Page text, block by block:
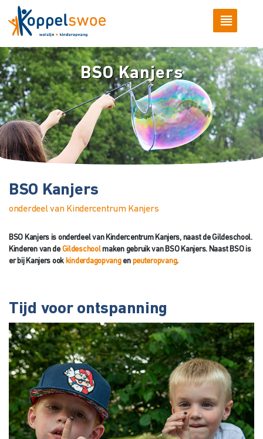
BSO Kanjers
BSO Kanjers
onderdeel van Kindercentrum Kanjers
BSO Kanjers is onderdeel van Kindercentrum Kanjers, naast de Gildeschool.
Kinderen van de Gildeschoolmaken gebruik van BSO Kanjers. Naast BSO is
er bij Kanjers ook kinderdagopvangen peuteropvang.
Tijd voor ontspanning